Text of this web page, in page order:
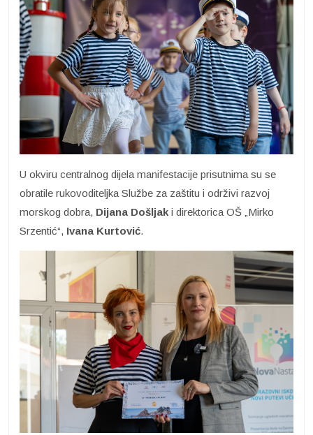
U okviru centralnog dijela manifestacije prisutnima su se
obratile rukovoditeljka Službe za zaštitu i održivi razvoj
morskog dobra, Dijana Došljak i direktorica OŠ „Mirko
Srzentić“, Ivana Kurtović.